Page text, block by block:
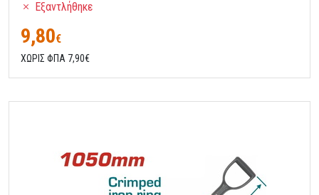
Εξαντλήθηκε
9,80€
ΧΩΡΙΣ ΦΠΑ 7,90€